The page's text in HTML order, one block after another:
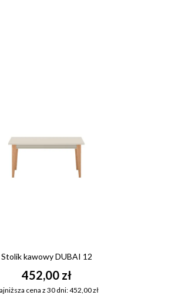
Stolik kawowy DUBAI 12
452,00 zł
cena z 30 dni: 452,00 zł